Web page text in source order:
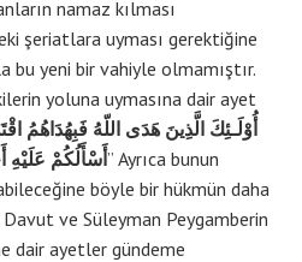
namaz kılması
şeriatlara uyması gerektiğine
bu yeni bir vahiyle olmamıştır.
yoluna uymasına dair ayet
أُوْلَـئِكَ الَّذِينَ هَدَى اللّهُ فَبِهُدَاهُمُ
أَسْأَلُكُمْ عَلَيْهِ” Ayrıca bunun
böyle bir hükmün daha
ve Süleyman Peygamberin
dair ayetler gündeme